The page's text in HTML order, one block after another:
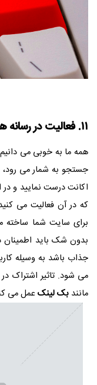
۱۱. فعالیت در رسانه های اجتماعی
همه ما به خوبی می
جستجو به شمار می رود،
اکانت درست نمایید و
که در آن فعالیت می
برای سایت شما ساخته
بدون شک باید اطمینان
جذاب باشد به وسیله
می شود. تاثیر اشتراک
مانند بک لینکعمل می